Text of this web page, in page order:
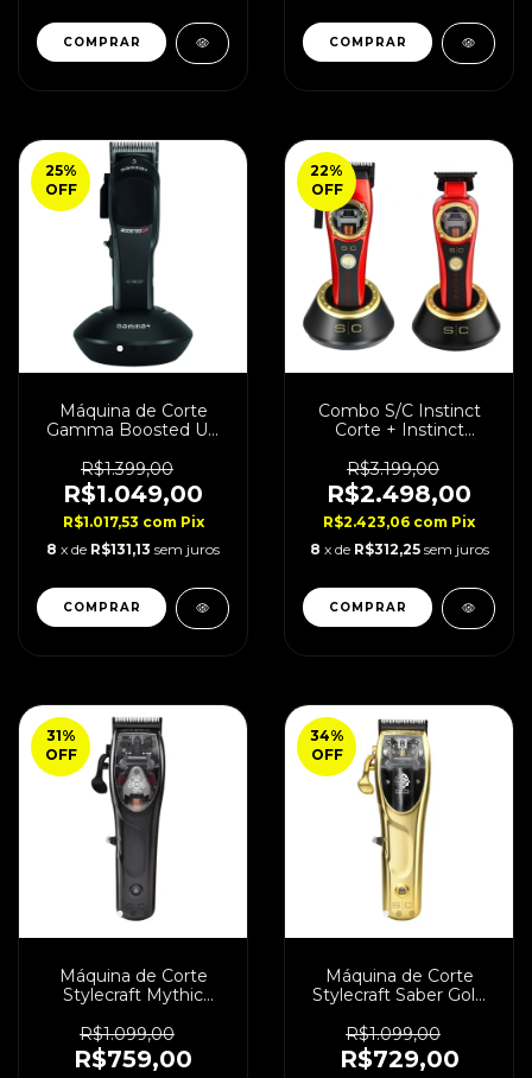
25%
OFF
Máquina de Corte
Gamma Boosted UP
R$1.399,00
R$1.049,00
R$1.017,53 com Pix
8 x de R$131,13 sem juros
22%
OFF
Combo S/C Instinct
Corte + Instinct
R$3.199,00
R$2.498,00
R$2.423,06 com Pix
8 x de R$312,25 sem juros
31%
OFF
Máquina de Corte
Stylecraft Mythic
R$1.099,00
R$759,00
34%
OFF
Máquina de Corte
Stylecraft Saber Gold
R$1.099,00
R$729,00